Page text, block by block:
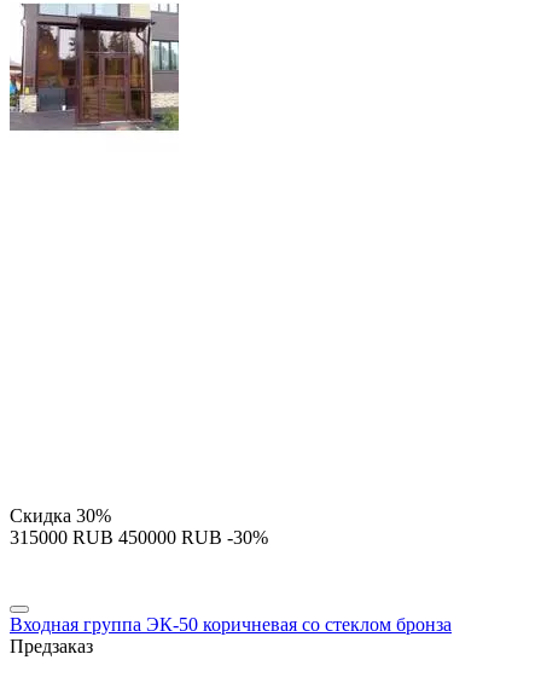
Скидка 30%
‍315000‍ RUB ‍450000‍ RUB -30%
Входная группа ЭК-50 коричневая со стеклом бронза
Предзаказ